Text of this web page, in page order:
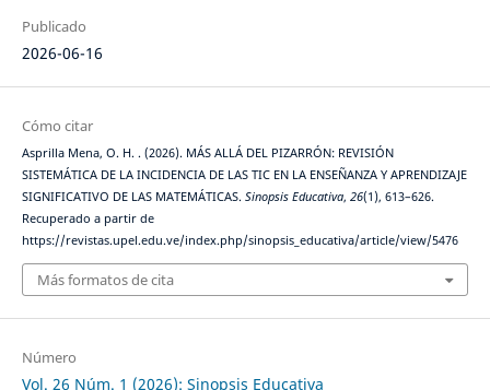
Publicado
2026-06-16
Cómo citar
Asprilla Mena, O. H. . (2026). MÁS ALLÁ DEL PIZARRÓN: REVISIÓN
SISTEMÁTICA DE LA INCIDENCIA DE LAS TIC EN LA ENSEÑANZA Y APRENDIZAJE
SIGNIFICATIVO DE LAS MATEMÁTICAS. Sinopsis Educativa, 26(1), 613–626.
Recuperado a partir de
https://revistas.upel.edu.ve/index.php/sinopsis_educativa/article/view/5476
Más formatos de cita
Número
Vol. 26 Núm. 1 (2026): Sinopsis Educativa